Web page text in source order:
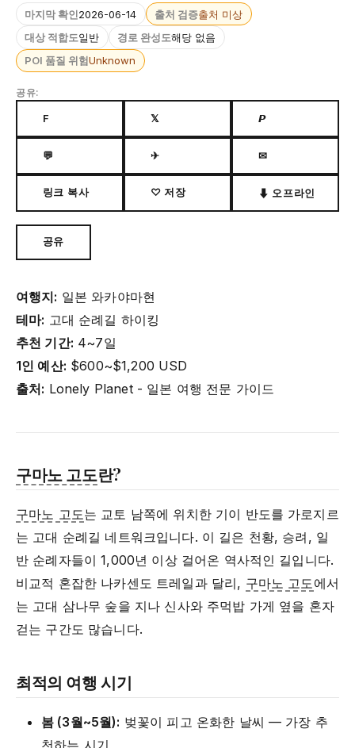
마지막 확인2026-06-14 출처 검증출처 미상
대상 적합도일반 경로 완성도해당 없음
POI 품질 위험Unknown
공유:
F 𝕏 𝙋
💬 ✈ ✉
링크 복사 ♡ 저장 ⬇ 오프라인
공유
여행지: 일본 와카야마현
테마: 고대 순례길 하이킹
추천 기간: 4~7일
1인 예산: $600~$1,200 USD
출처: Lonely Planet - 일본 여행 전문 가이드
구마노 고도란?
구마노 고도는 교토 남쪽에 위치한 기이 반도를 가로지르
는 고대 순례길 네트워크입니다. 이 길은 천황, 승려, 일
반 순례자들이 1,000년 이상 걸어온 역사적인 길입니다.
비교적 혼잡한 나카센도 트레일과 달리, 구마노 고도 에서
는 고대 삼나무 숲을 지나 신사와 주먹밥 가게 옆을 혼자
걷는 구간도 많습니다.
최적의 여행 시기
봄 (3월~5월): 벚꽃이 피고 온화한 날씨 — 가장 추
천하는 시기